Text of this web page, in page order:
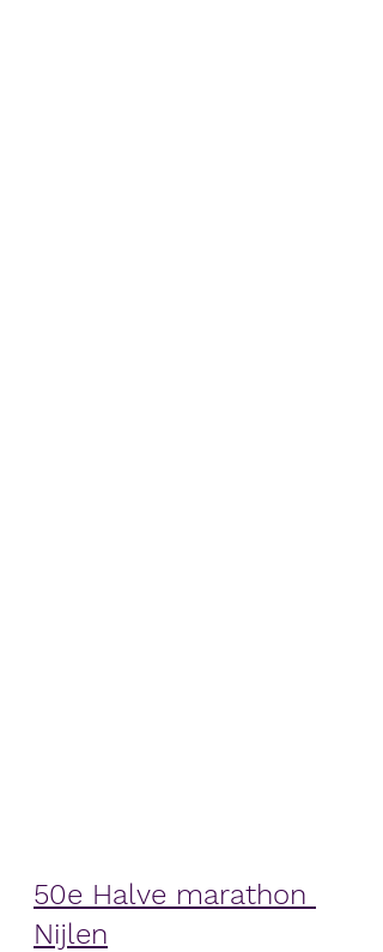
50e Halve marathon
Nijlen